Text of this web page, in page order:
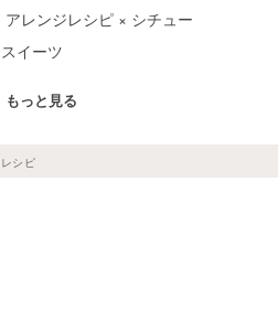
アレンジレシピ × シチュー
イーツ
アレンジレシピ
もっと見る
シピ